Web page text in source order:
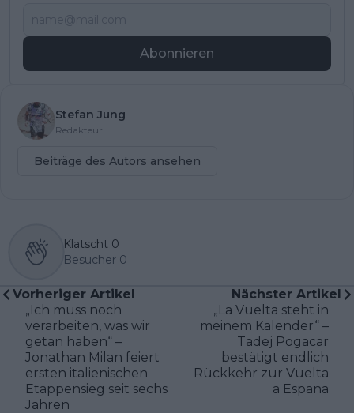
Abonnieren
Stefan Jung
Redakteur
Beiträge des Autors ansehen
Klatscht 0
Besucher 0
Vorheriger Artikel
„Ich muss noch
verarbeiten, was wir
getan haben“ –
Jonathan Milan feiert
ersten italienischen
Etappensieg seit sechs
Jahren
Nächster Artikel
„La Vuelta steht in
meinem Kalender“ –
Tadej Pogacar
bestätigt endlich
Rückkehr zur Vuelta
a Espana